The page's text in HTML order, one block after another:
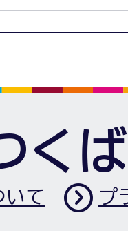
く
いて プ